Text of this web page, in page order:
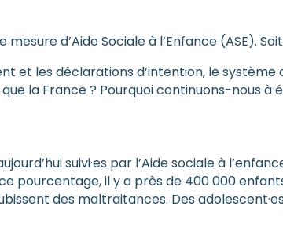
d’Aide Sociale à l’Enfance (ASE).
et les déclarations d’intention, le
la France ? Pourquoi continuons-nous
suivi·es par l’Aide sociale à
pourcentage, il y a près de 400 000
des maltraitances. Des